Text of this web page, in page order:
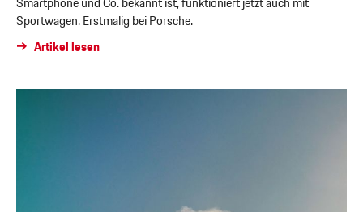
Smartphone und Co. bekannt ist, funktioniert jetzt auch mit
Sportwagen. Erstmalig bei Porsche.
Artikel lesen